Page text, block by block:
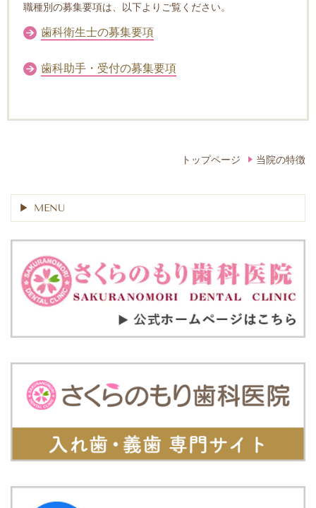
職種別の募集要項は、以下よりご覧ください。
歯科衛生士の募集要項
歯科助手・受付の募集要項
トップページ 当院の特徴
MENU